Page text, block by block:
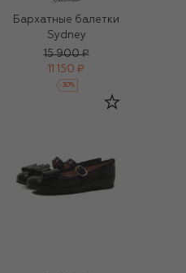
Бархатные балетки
Sydney
15 900 ₽
11 150 ₽
-30%